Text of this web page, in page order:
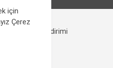
Güvenliği İhlal Bildirimi
için
Çerez